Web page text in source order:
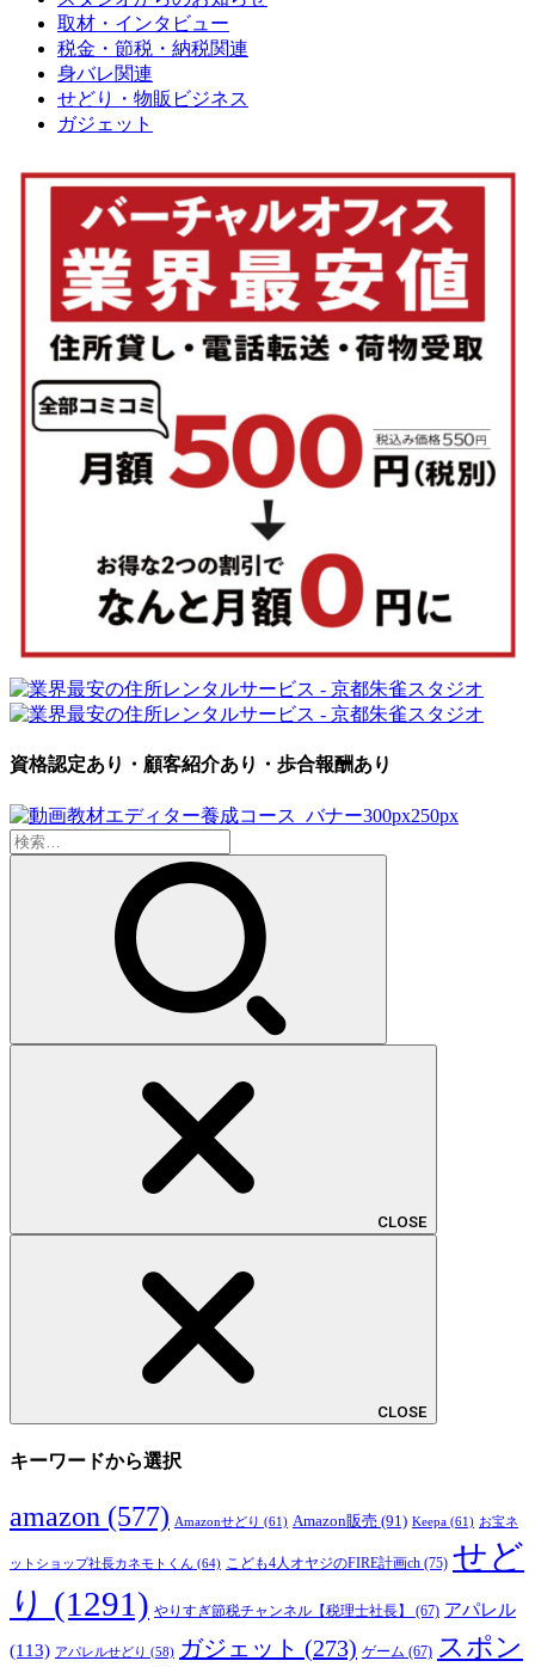
取材・インタビュー
税金・節税・納税関連
身バレ関連
せどり・物販ビジネス
ガジェット
資格認定あり・顧客紹介あり・歩合報酬あり
検
索:
CLOSE
CLOSE
キーワードから選択
amazon (577) Amazonせどり (61) Amazon販売 (91) Keepa (61) お宝ネ
ットショップ社長カネモトくん (64) こども4人オヤジのFIRE計画ch (75) せど
り (1291) やりすぎ節税チャンネル【税理士社長】 (67) アパレル
(113) アパレルせどり (58) ガジェット (273) ゲーム (67) スポン